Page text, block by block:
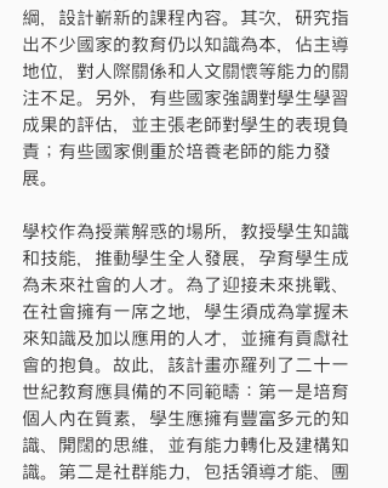
綱，設計嶄新的課程內容。其次，研究指
出不少國家的教育仍以知識為本，佔主導
地位，對人際關係和人文關懷等能力的關
注不足。另外，有些國家強調對學生學習
成果的評估，並主張老師對學生的表現負
責；有些國家側重於培養老師的能力發
展。
學校作為授業解惑的場所，教授學生知識
和技能，推動學生全人發展，孕育學生成
為未來社會的人才。為了迎接未來挑戰、
在社會擁有一席之地，學生須成為掌握未
來知識及加以應用的人才，並擁有貢獻社
會的抱負。故此，該計畫亦羅列了二十一
世紀教育應具備的不同範疇：第一是培育
個人內在質素，學生應擁有豐富多元的知
識、開闊的思維，並有能力轉化及建構知
識。第二是社群能力，包括領導才能、團